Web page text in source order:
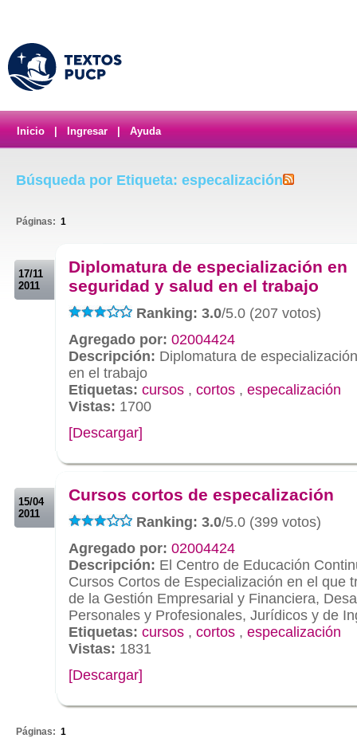
Inicio Ingresar Ayuda
Búsqueda por Etiqueta: especalización
Páginas: 1
17/11
2011
Diplomatura de especialización en
seguridad y salud en el trabajo
Ranking: 3.0/5.0 (207 votos)
Agregado por: 02004424
Descripción: Diplomatura de
en el trabajo
Etiquetas: cursos , cortos , especalización
Vistas: 1700
[Descargar]
15/04
2011
Cursos cortos de especalización
Ranking: 3.0/5.0 (399 votos)
Agregado por: 02004424
Descripción: El Centro de Educación
Cursos Cortos de Especialización en el que
de la Gestión Empresarial y Financiera,
Personales y Profesionales, Jurídicos y de
Etiquetas: cursos , cortos , especalización
Vistas: 1831
[Descargar]
Páginas: 1